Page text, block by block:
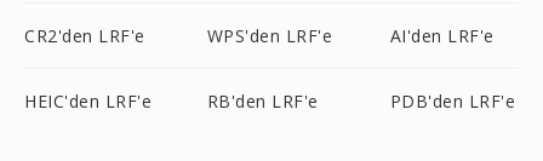
CR2'den LRF'e WPS'den LRF'e AI'den LRF'e
HEIC'den LRF'e RB'den LRF'e PDB'den LRF'e